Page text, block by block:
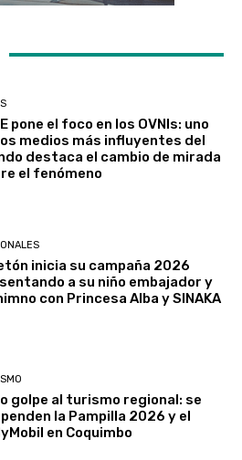
pone el foco en los OVNIs: uno
medios más influyentes del
destaca el cambio de mirada
el fenómeno
inicia su campaña 2026
a su niño embajador y
con Princesa Alba y SINAKA
golpe al turismo regional: se
la Pampilla 2026 y el
en Coquimbo